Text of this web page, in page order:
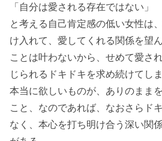
「自分は愛される存在ではない」
と考える自己肯定感の低い女性は
け入れて、愛してくれる関係を望
ことは叶わないから、せめて愛さ
じられるドキドキを求め続けてしま
本当に欲しいものが、ありのまま
こと、なのであれば、なおさらド
なく、本心を打ち明け合う深い関